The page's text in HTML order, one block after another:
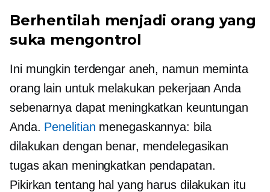
Berhentilah menjadi orang yang
suka mengontrol
Ini mungkin terdengar aneh, namun meminta
orang lain untuk melakukan pekerjaan Anda
sebenarnya dapat meningkatkan keuntungan
Anda. Penelitian menegaskannya: bila
dilakukan dengan benar, mendelegasikan
tugas akan meningkatkan pendapatan.
Pikirkan tentang hal yang harus dilakukan itu